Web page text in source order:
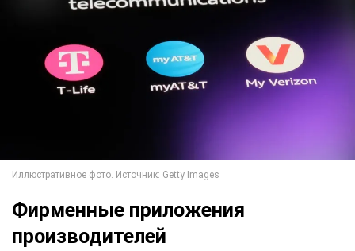
Фирменные приложения
производителей